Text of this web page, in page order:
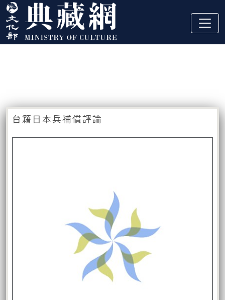
跳到主要內容
:::
台籍日本兵補償評論